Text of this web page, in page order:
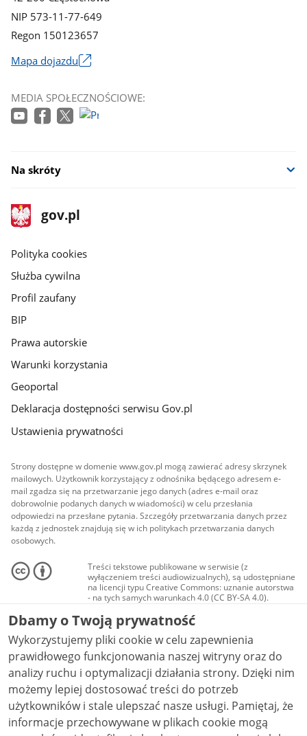
NIP 573-11-77-649
Regon 150123657
Mapa dojazdu
się
w
MEDIA SPOŁECZNOŚCIOWE:
Na skróty
stopka
gov.pl
Strona
gov.pl
gov.pl
Polityka cookies
Służba cywilna
Profil zaufany
BIP
Prawa autorskie
Warunki korzystania
Geoportal
Deklaracja dostępności serwisu Gov.pl
Ustawienia prywatności
Strony dostępne w domenie www.gov.pl mogą zawierać adresy skrzynek
mailowych. Użytkownik korzystający z odnośnika będącego adresem e-
mail zgadza się na przetwarzanie jego danych (adres e-mail oraz
dobrowolnie podanych danych w wiadomości) w celu przesłania
odpowiedzi na przesłane pytania. Szczegóły przetwarzania danych przez
każdą z jednostek znajdują się w ich politykach przetwarzania danych
osobowych.
Treści tekstowe publikowane w serwisie (z
wyłączeniem treści audiowizualnych), są udostępniane
na licencji typu Creative Commons: uznanie autorstwa
- na tych samych warunkach 4.0 (CC BY-SA 4.0).
Materiały audiowizualne, w tym zdjęcia, materiały
audio i wideo, są udostępniane na licencji typu
Creative Commons: uznanie autorstwa użycie
niekomercyjne - bez utworów zależnych 4.0 (CC BY-
NC-ND 4.0), o ile nie jest to stwierdzone inaczej.
Dbamy o Twoją prywatność
Wykorzystujemy pliki cookie w celu zapewnienia
prawidłowego funkcjonowania naszej witryny oraz do
analizy ruchu i optymalizacji działania strony. Dzięki nim
możemy lepiej dostosować treści do potrzeb
użytkowników i stale ulepszać nasze usługi. Pamiętaj, że
informacje przechowywane w plikach cookie mogą